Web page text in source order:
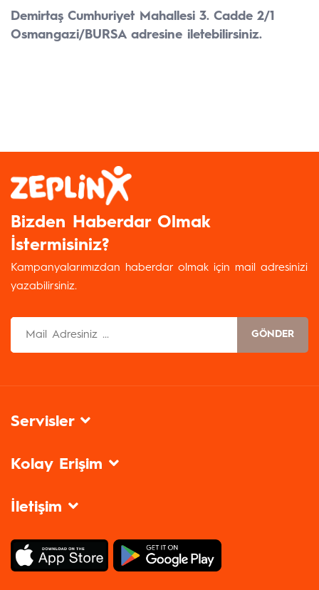
Demirtaş Cumhuriyet Mahallesi 3. Cadde 2/1
Osmangazi/BURSA adresine iletebilirsiniz.
Bizden Haberdar Olmak
İstermisiniz?
Kampanyalarımızdan haberdar olmak için mail adresinizi
yazabilirsiniz.
GÖNDER
Servisler
Kolay Erişim
İletişim